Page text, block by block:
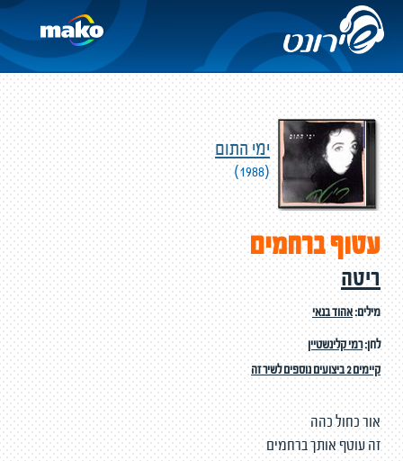
ימי התום
(1988)
עטוף ברחמים
ריטה
מילים:אהוד בנאי
לחן:רמי קלינשטיין
קיימים 2 ביצועים נוספים לשיר זה
אור כחול כהה
זה עוטף אותך ברחמים